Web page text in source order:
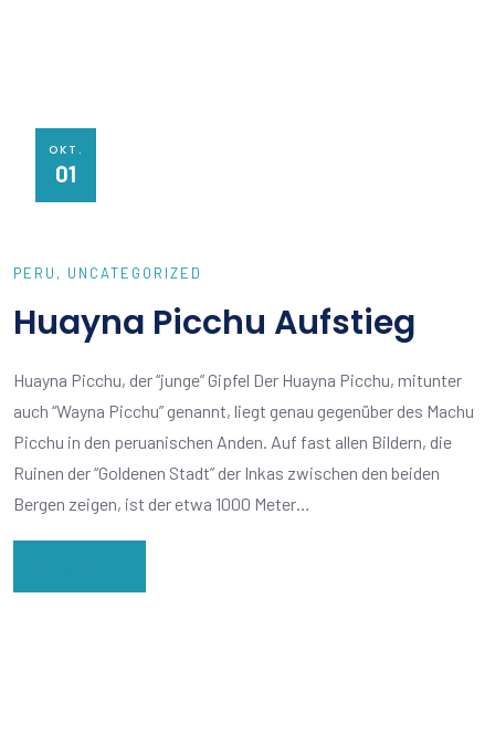
OKT.
01
PERU UNCATEGORIZED
Huayna Picchu Aufstieg
Huayna Picchu, der “junge” Gipfel Der Huayna Picchu, mitunter
auch “Wayna Picchu” genannt, liegt genau gegenüber des Machu
Picchu in den peruanischen Anden. Auf fast allen Bildern, die
Ruinen der “Goldenen Stadt” der Inkas zwischen den beiden
Bergen zeigen, ist der etwa 1000 Meter…